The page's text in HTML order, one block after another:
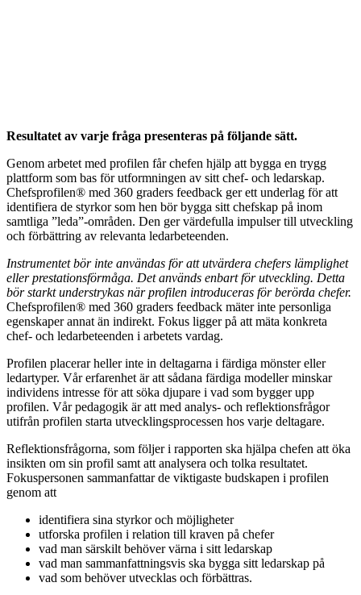
Resultatet av varje fråga presenteras på följande sätt.
Genom arbetet med profilen får chefen hjälp att bygga en trygg
plattform som bas för utformningen av sitt chef- och ledarskap.
Chefsprofilen® med 360 graders feedback ger ett underlag för att
identifiera de styrkor som hen bör bygga sitt chefskap på inom
samtliga ”leda”-områden. Den ger värdefulla impulser till utveckling
och förbättring av relevanta ledarbeteenden.
Instrumentet bör inte användas för att utvärdera chefers lämplighet
eller prestationsförmåga. Det används enbart för utveckling. Detta
bör starkt understrykas när profilen introduceras för berörda chefer.
Chefsprofilen® med 360 graders feedback mäter inte personliga
egenskaper annat än indirekt. Fokus ligger på att mäta konkreta
chef- och ledarbeteenden i arbetets vardag.
Profilen placerar heller inte in deltagarna i färdiga mönster eller
ledartyper. Vår erfarenhet är att sådana färdiga modeller minskar
individens intresse för att söka djupare i vad som bygger upp
profilen. Vår pedagogik är att med analys- och reflektionsfrågor
utifrån profilen starta utvecklingsprocessen hos varje deltagare.
Reflektionsfrågorna, som följer i rapporten ska hjälpa chefen att öka
insikten om sin profil samt att analysera och tolka resultatet.
Fokuspersonen sammanfattar de viktigaste budskapen i profilen
genom att
identifiera sina styrkor och möjligheter
utforska profilen i relation till kraven på chefer
vad man särskilt behöver värna i sitt ledarskap
vad man sammanfattningsvis ska bygga sitt ledarskap på
vad som behöver utvecklas och förbättras.